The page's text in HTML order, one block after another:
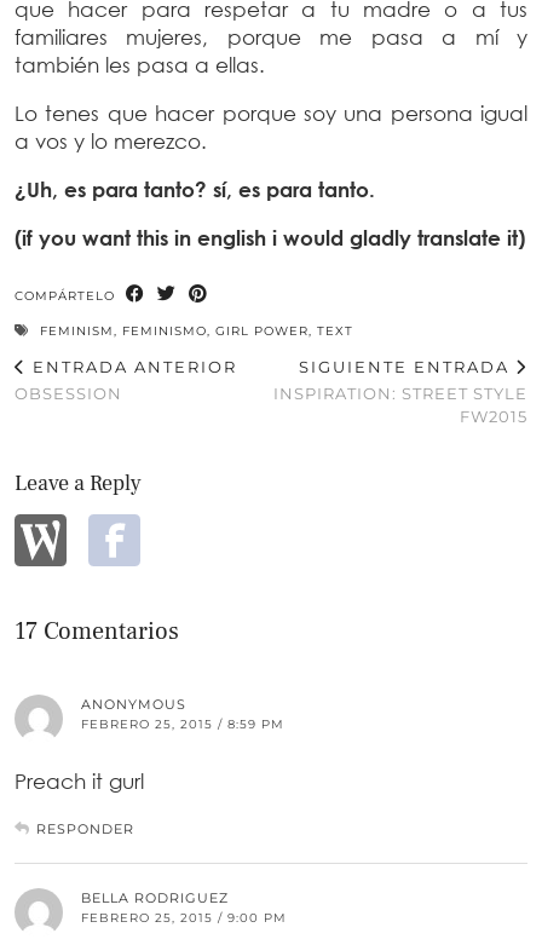
que hacer para respetar a tu madre o a tus
familiares mujeres, porque me pasa a mí y
también les pasa a ellas.
Lo tenes que hacer porque soy una persona igual
a vos y lo merezco.
¿Uh, es para tanto? sí, es para tanto.
(if you want this in english i would gladly translate it)
COMPÁRTELO
FEMINISM, FEMINISMO, GIRL POWER, TEXT
ENTRADA ANTERIOR
OBSESSION
SIGUIENTE ENTRADA
INSPIRATION: STREET STYLE
FW2015
Leave a Reply
17 Comentarios
ANONYMOUS
FEBRERO 25, 2015 / 8:59 PM
Preach it gurl
RESPONDER
BELLA RODRIGUEZ
FEBRERO 25, 2015 / 9:00 PM